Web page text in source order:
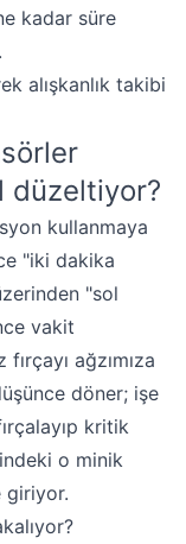
kadar süre
alışkanlık takibi
düzeltiyor?
kullanmaya
"iki dakika
"sol
vakit
ağzımıza
döner; işe
kritik
o minik
giriyor.